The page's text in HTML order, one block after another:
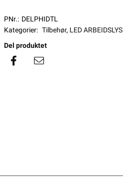
PNr.: DELPHIDTL
Kategorier: Tilbehør, LED ARBEIDSLYS
Del produktet